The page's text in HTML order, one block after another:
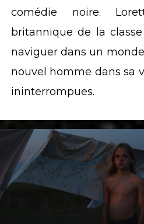
comédie noire.
britannique de la
naviguer dans un
nouvel homme dans sa
ininterrompues.